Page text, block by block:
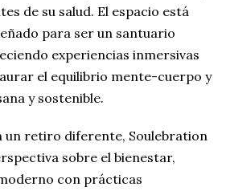
de su salud. El espacio está
para ser un santuario
experiencias inmersivas
el equilibrio mente-cuerpo y
y sostenible.
un retiro diferente, Soulebration
sobre el bienestar,
con prácticas